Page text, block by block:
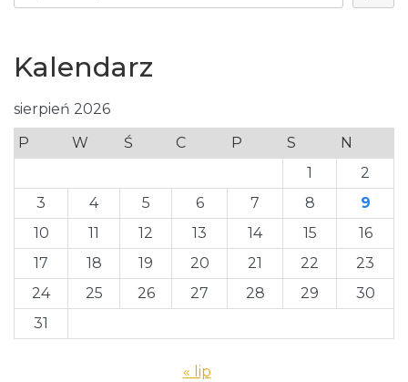
Kalendarz
sierpień 2026
P
W Ś C P S
N
1
2
3
4 5 6 7 8
9
10
11 12 13 14 15
16
17
18 19 20 21 22
23
24
25 26 27 28 29
30
31
« lip